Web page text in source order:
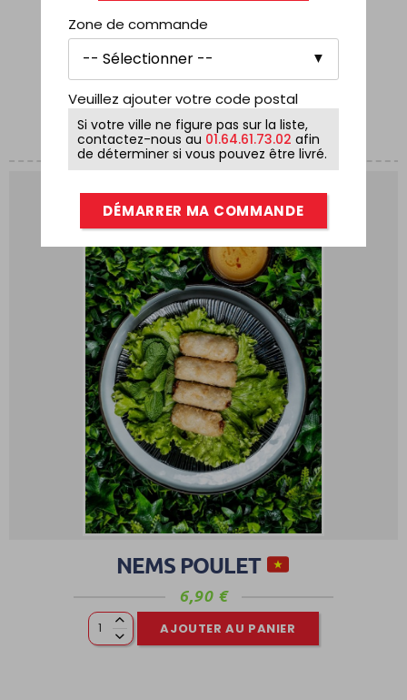
6,90
AJOUTER AU PANIER
NEMS POULET
6,90 €
AJOUTER AU PANIER
Zone de commande
Veuillez ajouter votre code postal
Si votre ville ne figure pas sur la liste,
contactez-nous au 01.64.61.73.02 afin
de déterminer si vous pouvez être livré.
DÉMARRER MA COMMANDE